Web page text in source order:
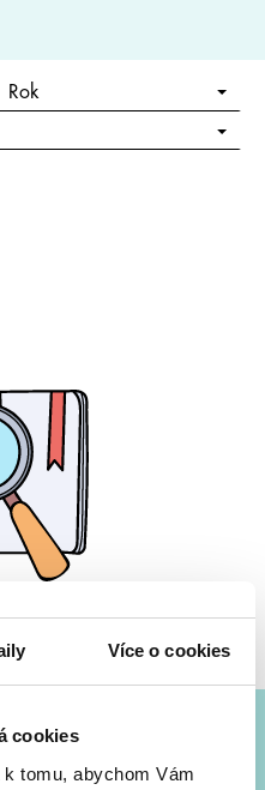
Více o cookies
cookies
tomu, abychom Vám
Rok